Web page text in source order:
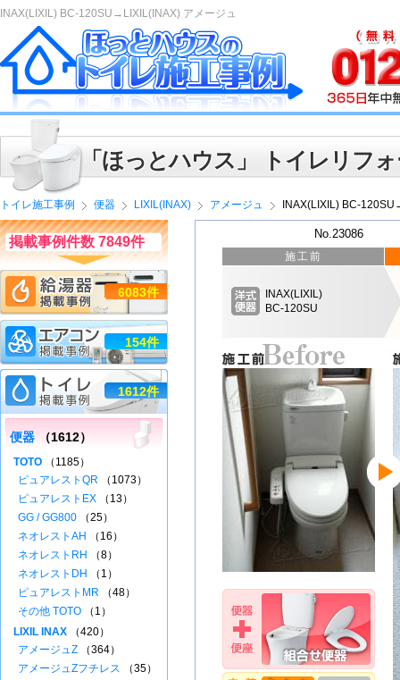
INAX(LIXIL) BC-120SU→LIXIL(INAX) アメージュ
「ほっとハウス」 トイレリフ
トイレ施工事例 便器 LIXIL(INAX) アメージュ INAX(LIXIL) BC-
No.23086
施工前
INAX(LIXIL)
BC-120SU
掲載事例件数 7849件
6083件
154件
1612件
便器 （1612）
TOTO （1185）
ピュアレストQR （1073）
ピュアレストEX （13）
GG / GG800 （25）
ネオレストAH
（16）
ネオレストRH
（8）
ネオレストDH
（1）
ピュアレストMR （48）
その他 TOTO （1）
LIXIL INAX （420）
アメージュZ （364）
アメージュZフチレス （35）